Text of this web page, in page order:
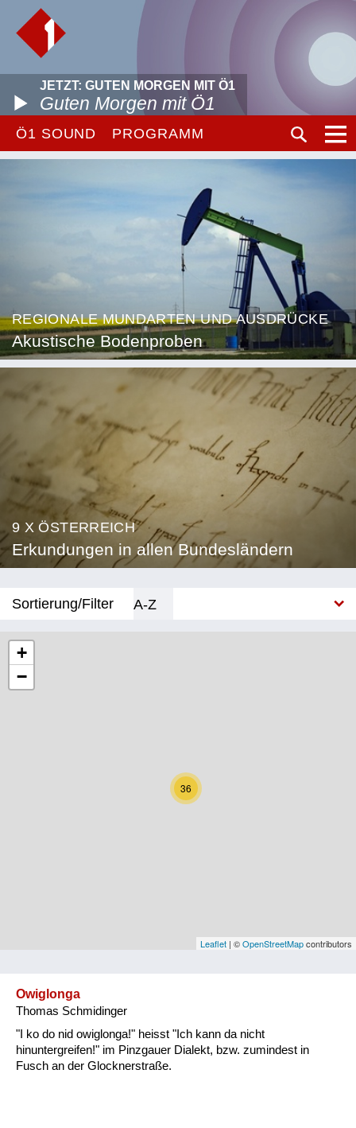
JETZT: GUTEN MORGEN MIT Ö1
Guten Morgen mit Ö1
Ö1 SOUND PROGRAMM
REGIONALE MUNDARTEN UND AUSDRÜCKE
Akustische Bodenproben
9 X ÖSTERREICH
Erkundungen in allen Bundesländern
Sortierung/Filter
A-Z
Niederösterreich
Oberösterreich
Vorarlberg
Natur und Landwirtschaft
36
+
−
Leaflet | ©OpenStreetMapcontributors
Owiglonga
Thomas Schmidinger
"I ko do nid owiglonga!" heisst "Ich kann da nicht
hinuntergreifen!" im Pinzgauer Dialekt, bzw. zumindest in
Fusch an der Glocknerstraße.